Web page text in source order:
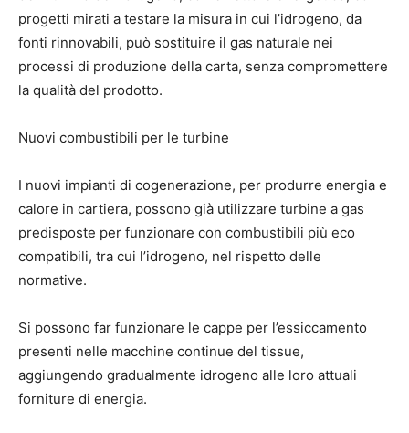
progetti mirati a testare la misura in cui l’idrogeno, da
fonti rinnovabili, può sostituire il gas naturale nei
processi di produzione della carta, senza compromettere
la qualità del prodotto.
Nuovi combustibili per le turbine
I nuovi impianti di cogenerazione, per produrre energia e
calore in cartiera, possono già utilizzare turbine a gas
predisposte per funzionare con combustibili più eco
compatibili, tra cui l’idrogeno, nel rispetto delle
normative.
Si possono far funzionare le cappe per l’essiccamento
presenti nelle macchine continue del tissue,
aggiungendo gradualmente idrogeno alle loro attuali
forniture di energia.